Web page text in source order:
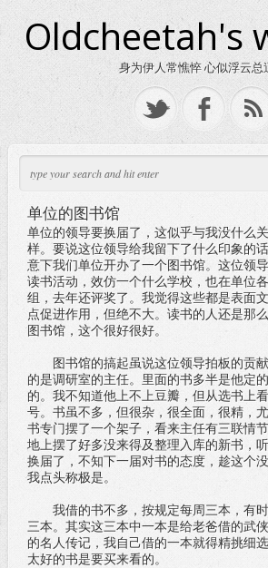
Oldcheetah's
身为伊人常憔悴 心似浮云总
单位的图书馆
单位的领导要换届了，这似乎与我没什么
样。要说这位领导给我留下了什么印象的
意下我们单位开办了一个图书馆。这位领
读书活动，效仿一个什么学校，也在单位
组，去年还评奖了。我觉得这些都是表面
点促进作用，但绝不大。读书的人还是那
图书馆，这个很好很好。
图书馆的搞起虽说这位领导拍板的贡
的是调研室的主任。里面的书多半是他定
的。我不知道他上不上豆瓣，但从选书上
号。书虽不多，但很杂，很全面，很精，
书专门摆了一个架子，看来主任有三联情
地上摆了好多没来得及整理入库的新书，
换届了，不知下一届对书的态度，趁这个
我点头称极是。
我借的书不多，按规定每周三本，有时
三本。其实这三本中一本是给老爸借的武
的名人传记，我自己借的一本就得精挑细
太好的书是要买来看的。